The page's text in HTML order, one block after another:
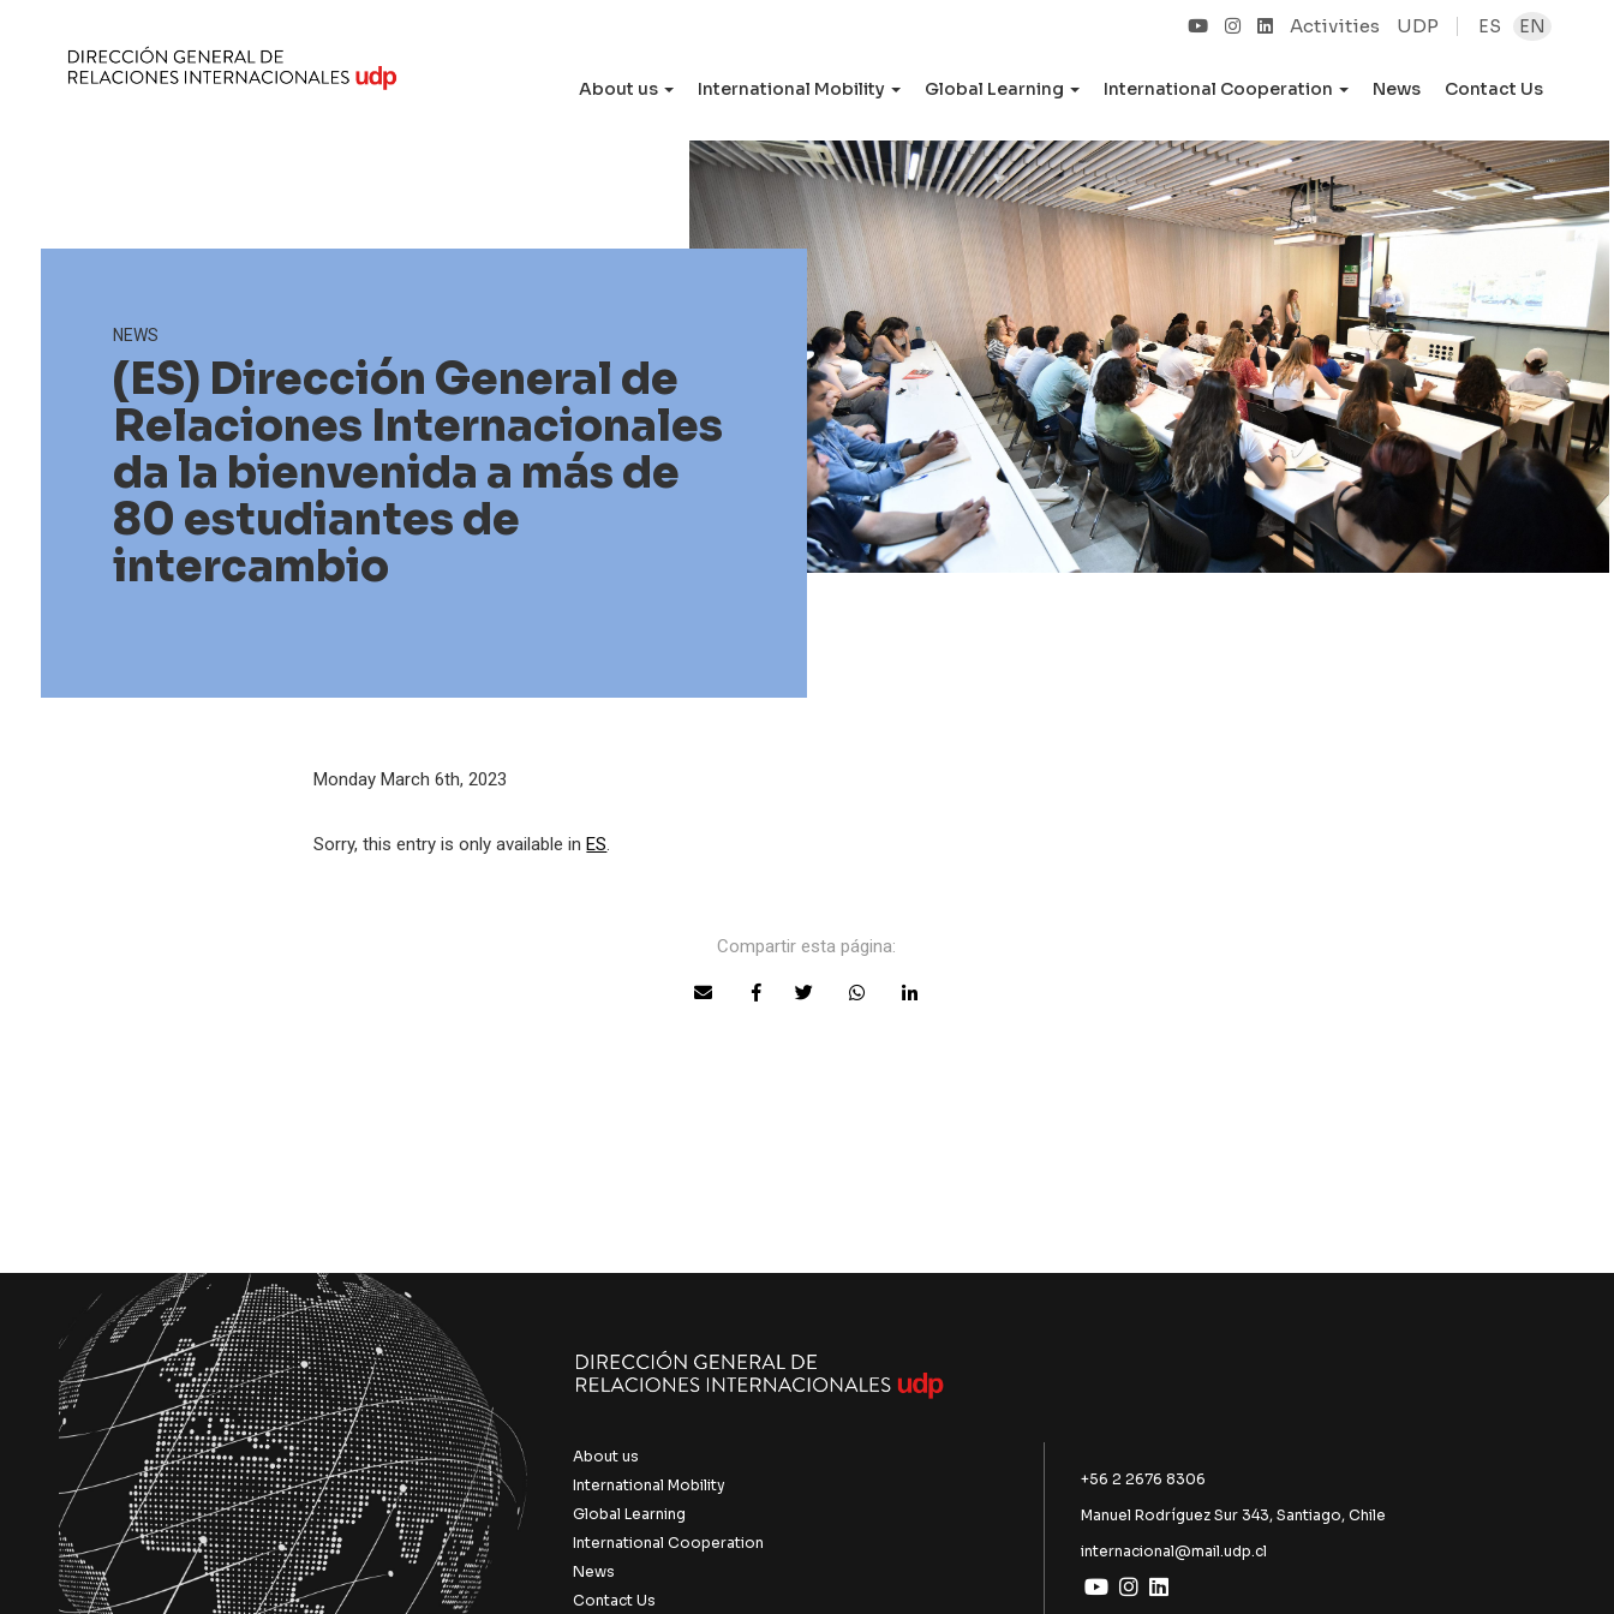
Activities UDP ES EN
About us International Mobility Global Learning International Cooperation News Contact Us
NEWS
(ES) Dirección General de
Relaciones Internacionales
da la bienvenida a más de
80 estudiantes de
intercambio
Monday March 6th, 2023
Sorry, this entry is only available inES.
Compartir esta página:
About us
International Mobility
Global Learning
International Cooperation
News
Contact Us
+56 2 2676 8306
Manuel Rodríguez Sur 343, Santiago, Chile
internacional@mail.udp.cl